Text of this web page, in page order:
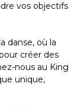
vos objectifs
danse, où la
créer des
nous au King
unique,